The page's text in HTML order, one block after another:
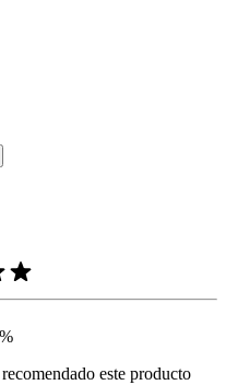
y cumplen con la política de
reseñas de productos y
%
este producto